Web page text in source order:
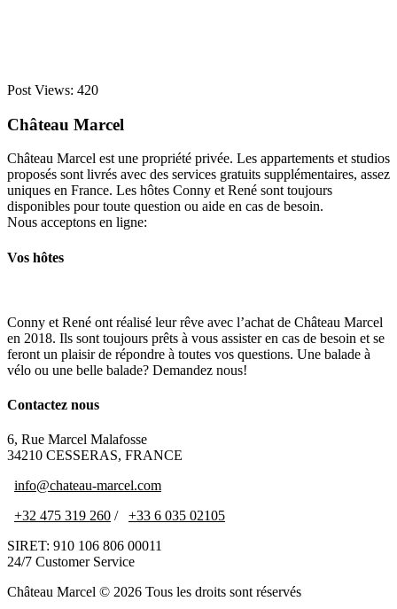
Post Views: 420
Château Marcel
Château Marcel est une propriété privée. Les appartements et studios
proposés sont livrés avec des services gratuits supplémentaires, assez
uniques en France. Les hôtes Conny et René sont toujours
disponibles pour toute question ou aide en cas de besoin.
Nous acceptons en ligne:
Vos hôtes
Conny et René ont réalisé leur rêve avec l’achat de Château Marcel
en 2018. Ils sont toujours prêts à vous assister en cas de besoin et se
feront un plaisir de répondre à toutes vos questions. Une balade à
vélo ou une belle balade? Demandez nous!
Contactez nous
6, Rue Marcel Malafosse
34210 CESSERAS, FRANCE
info@chateau-marcel.com
+32 475 319 260 /
+33 6 035 02105
SIRET: 910 106 806 00011
24/7 Customer Service
Château Marcel © 2026 Tous les droits sont réservés